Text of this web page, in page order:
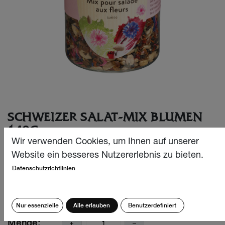
SCHWEIZER SALAT-MIX BLUMEN
140G
Gourmet Salat Mix aus Schweizer Sonnenblumenkernen,
Wir verwenden Cookies, um Ihnen auf unserer
Website ein besseres Nutzererlebnis zu bieten.
Datenschutzrichtlinien
Nur essenzielle Alle erlauben Benutzerdefiniert